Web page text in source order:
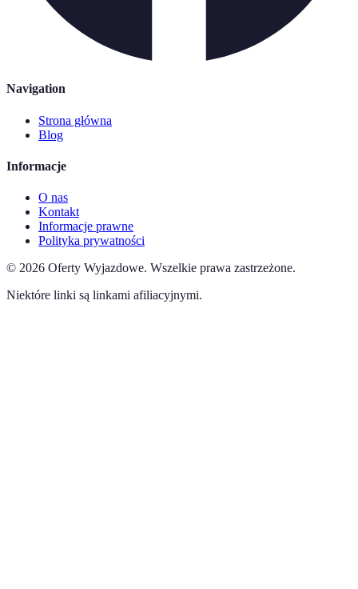
Navigation
Strona główna
Blog
Informacje
O nas
Kontakt
Informacje prawne
Polityka prywatności
© 2026 Oferty Wyjazdowe. Wszelkie prawa zastrzeżone.
Niektóre linki są linkami afiliacyjnymi.